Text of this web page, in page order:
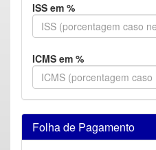
ISS em %
ICMS em %
Folha de Pagamento